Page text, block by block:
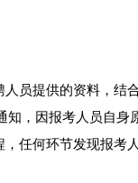
员提供的资料，结
，因报考人员自身
任何环节发现报考